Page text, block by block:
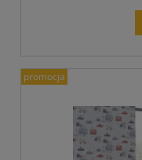
promocja